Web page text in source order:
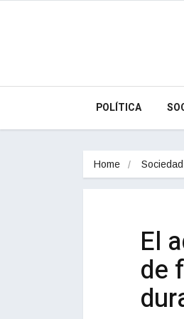
POLÍTICA
Home Sociedad
El
de